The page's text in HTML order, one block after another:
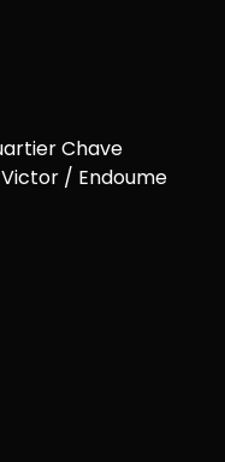
Chave
/ Endoume